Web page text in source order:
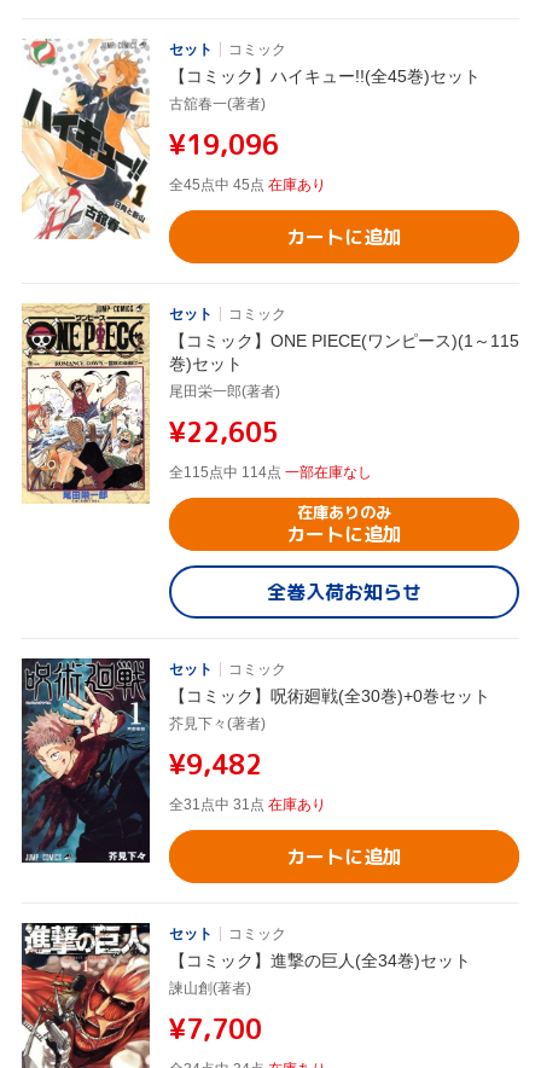
セット コミック
【コミック】ハイキュー!!(全45巻)セット
古舘春一(著者)
¥19,096
全45点中 45点 在庫あり
カートに追加
セット コミック
【コミック】ONE PIECE(ワンピース)(1～115
巻)セット
尾田栄一郎(著者)
¥22,605
全115点中 114点 一部在庫なし
在庫ありのみ
カートに追加
全巻入荷お知らせ
セット コミック
【コミック】呪術廻戦(全30巻)+0巻セット
芥見下々(著者)
¥9,482
全31点中 31点 在庫あり
カートに追加
セット コミック
【コミック】進撃の巨人(全34巻)セット
諫山創(著者)
¥7,700